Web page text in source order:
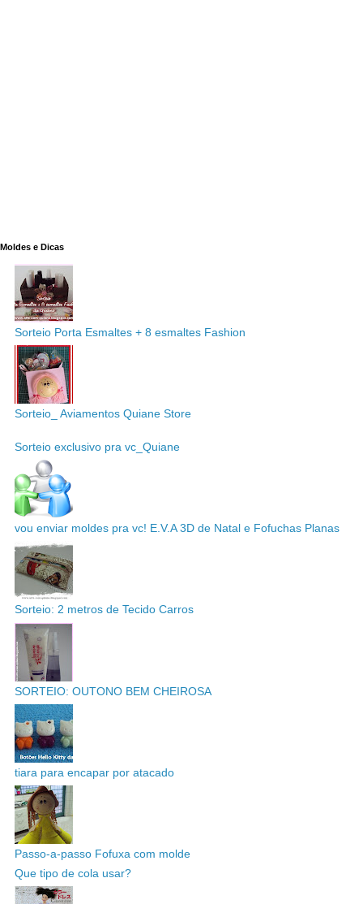
Moldes e Dicas
Sorteio Porta Esmaltes + 8 esmaltes Fashion
Sorteio_ Aviamentos Quiane Store
Sorteio exclusivo pra vc_Quiane
vou enviar moldes pra vc! E.V.A 3D de Natal e Fofuchas Planas
Sorteio: 2 metros de Tecido Carros
SORTEIO: OUTONO BEM CHEIROSA
tiara para encapar por atacado
Passo-a-passo Fofuxa com molde
Que tipo de cola usar?